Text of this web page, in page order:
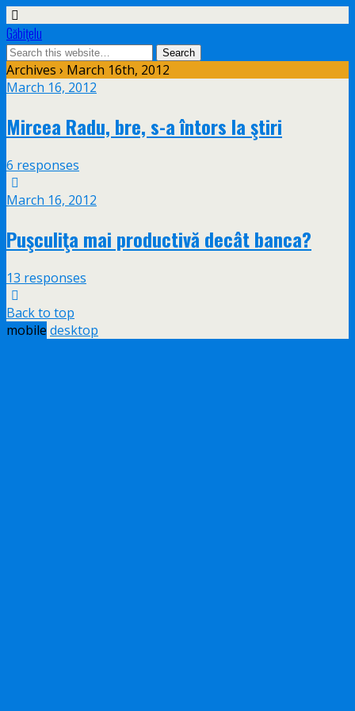
Găbiţelu
Archives › March 16th, 2012
March 16, 2012
Mircea Radu, bre, s-a întors la ştiri
6 responses
March 16, 2012
Puşculiţa mai productivă decât banca?
13 responses
Back to top
mobile desktop